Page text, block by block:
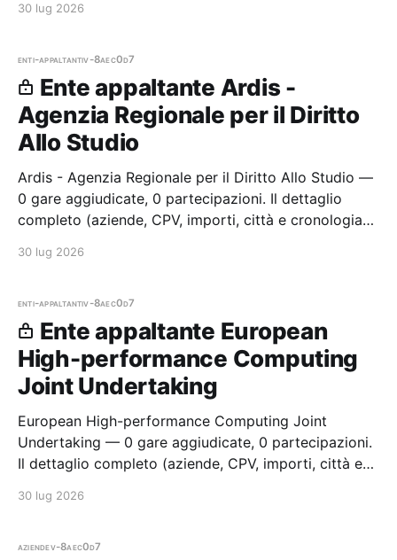
30 lug 2026
enti-appaltantiv-8aec0d7
Ente appaltante Ardis -
Agenzia Regionale per il Diritto
Allo Studio
Ardis - Agenzia Regionale per il Diritto Allo Studio —
0 gare aggiudicate, 0 partecipazioni. Il dettaglio
completo (aziende, CPV, importi, città e cronologia
30 lug 2026
enti-appaltantiv-8aec0d7
Ente appaltante European
High-performance Computing
Joint Undertaking
European High-performance Computing Joint
Undertaking — 0 gare aggiudicate, 0 partecipazioni.
Il dettaglio completo (aziende, CPV, importi, città e
Radar.
30 lug 2026
aziendev-8aec0d7